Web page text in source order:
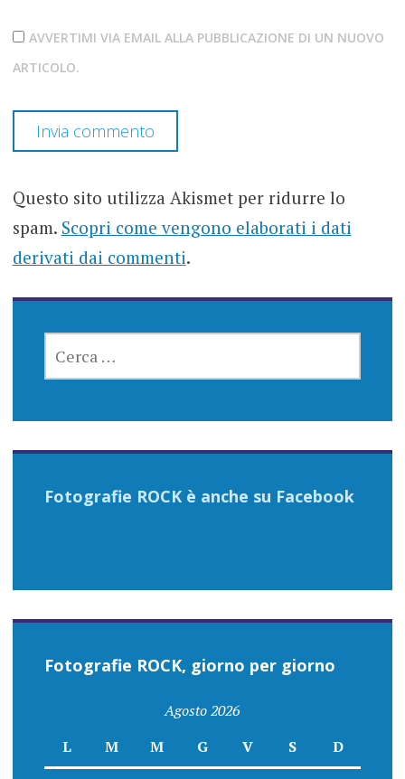
AVVERTIMI VIA EMAIL ALLA PUBBLICAZIONE DI UN NUOVO
ARTICOLO.
Questo sito utilizza Akismet per ridurre lo
spam. Scopri come vengono elaborati i dati
derivati dai commenti.
PER:
Fotografie ROCK è anche su Facebook
Fotografie ROCK, giorno per giorno
Agosto 2026
L
M M G V S D